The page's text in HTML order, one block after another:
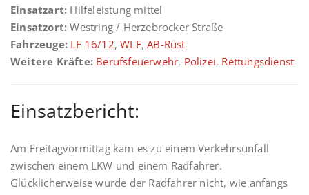
Einsatzart: Hilfeleistung mittel
Einsatzort: Westring / Herzebrocker Straße
Fahrzeuge: LF 16/12,WLF,AB-Rüst
Weitere Kräfte: Berufsfeuerwehr, Polizei, Rettungsdienst
Einsatzbericht:
Am Freitagvormittag kam es zu einem Verkehrsunfall
zwischen einem LKW und einem Radfahrer.
Glücklicherweise wurde der Radfahrer nicht, wie anfangs